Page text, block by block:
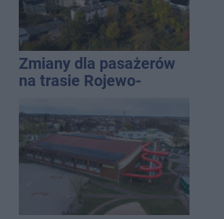
Zmiany dla pasażerów
na trasie Rojewo-